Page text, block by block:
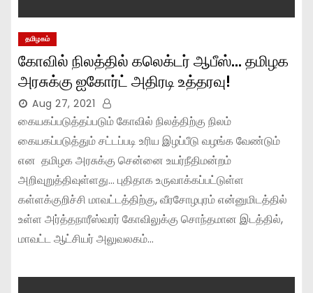
தமிழகம்
கோவில் நிலத்தில் கலெக்டர் ஆபீஸ்… தமிழக
அரசுக்கு ஐகோர்ட் அதிரடி உத்தரவு!
Aug 27, 2021
கையகப்படுத்தப்படும் கோவில் நிலத்திற்கு நிலம்
கையகப்படுத்தும் சட்டப்படி உரிய இழப்பீடு வழங்க வேண்டும்
என தமிழக அரசுக்கு சென்னை உயர்நீதிமன்றம்
அறிவுறுத்திவுள்ளது… புதிதாக உருவாக்கப்பட்டுள்ள
கள்ளக்குறிச்சி மாவட்டத்திற்கு, வீரசோழபுரம் என்னுமிடத்தில்
உள்ள அர்த்தநாரீஸ்வரர் கோவிலுக்கு சொந்தமான இடத்தில்,
மாவட்ட ஆட்சியர் அலுவலகம்…